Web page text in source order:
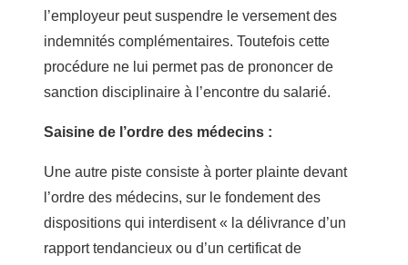
l’employeur peut suspendre le versement des
indemnités complémentaires. Toutefois cette
procédure ne lui permet pas de prononcer de
sanction disciplinaire à l’encontre du salarié.
Saisine de l’ordre des médecins :
Une autre piste consiste à porter plainte devant
l’ordre des médecins, sur le fondement des
dispositions qui interdisent « la délivrance d’un
rapport tendancieux ou d’un certificat de